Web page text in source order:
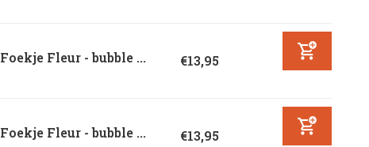
Foekje Fleur - bubble ... €13,95
Foekje Fleur - bubble ... €13,95